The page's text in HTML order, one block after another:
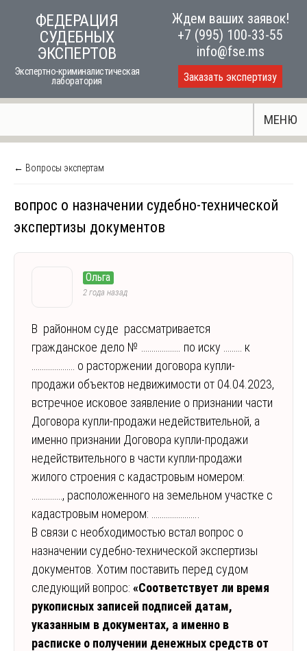
ФЕДЕРАЦИЯ
СУДЕБНЫХ
ЭКСПЕРТОВ
Экспертно-криминалистическая
лаборатория
Ждем ваших заявок!
+7 (995) 100-33-55
info@fse.ms
Заказать экспертизу
МЕНЮ
← Вопросы экспертам
вопрос о назначении судебно-технической
экспертизы документов
Ольга
2 года назад
В районном суде рассматривается
гражданское дело № ………………. по иску ……… к
………………… о расторжении договора купли-
продажи объектов недвижимости от 04.04.2023,
встречное исковое заявление о признании части
Договора купли-продажи недействительной, а
именно признании Договора купли-продажи
недействительного в части купли-продажи
жилого строения с кадастровым номером:
……………, расположенного на земельном участке с
кадастровым номером: …………………..
В связи с необходимостью встал вопрос о
назначении судебно-технической экспертизы
документов. Хотим поставить перед судом
следующий вопрос: «Соответствует ли время
рукописных записей подписей датам,
указанным в документах, а именно в
расписке о получении денежных средств от